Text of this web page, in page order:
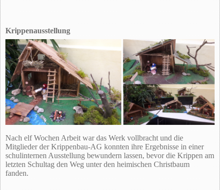
Krippenausstellung
Nach elf Wochen Arbeit war das Werk vollbracht und die
Mitglieder der Krippenbau-AG konnten ihre Ergebnisse in einer
schulinternen Ausstellung bewundern lassen, bevor die Krippen am
letzten Schultag den Weg unter den heimischen Christbaum
fanden.